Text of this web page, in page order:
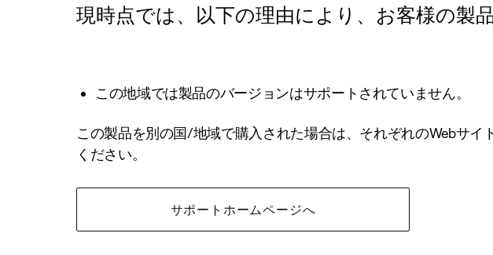
現時点では、以下の理由により、お客様の製
この地域では製品のバージョンはサポートされていません。
この製品を別の国/地域で購入された場合は、それぞれのWebサ
ください。
サポートホームページへ